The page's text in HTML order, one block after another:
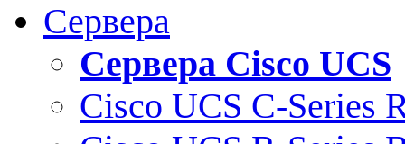
Сервера
Сервера Cisco UCS
Cisco UCS C-Series